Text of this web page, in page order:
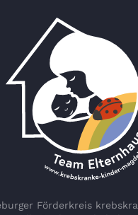
Förderkreis